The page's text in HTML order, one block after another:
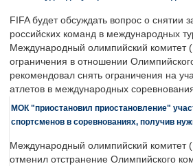
FIFA будет обсуждать вопрос о снятии
российских команд в международных
Международный олимпийский
ограничения в отношении
рекомендовал снять ограничения на
атлетов в международных
МОК "приостановил приостановление"
спортсменов в соревнованиях, получив
Международный олимпийский
отменил отстранение Олимпийского